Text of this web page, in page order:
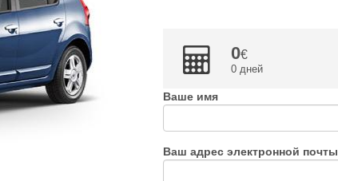
0
0 дней
Ваше имя
Ваш адрес электронной почты